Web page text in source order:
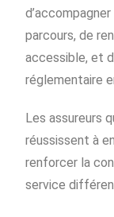
parcours, de
accessible, et
réglementaire
Les assureurs
réussissent à
renforcer la
service